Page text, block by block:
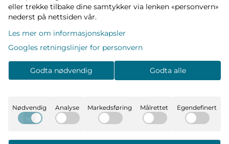
rose smoke
258,- 369,-
Kjøp
ombre blue
258,- 369,-
eller trekke tilbake dine samtykker via lenken «personvern»
nederst på nettsiden vår.
Les mer om informasjonskapsler
Googles retningslinjer for personvern
Godta nødvendig Godta alle
Nødvendig Analyse Markedsføring Målrettet Egendefinert